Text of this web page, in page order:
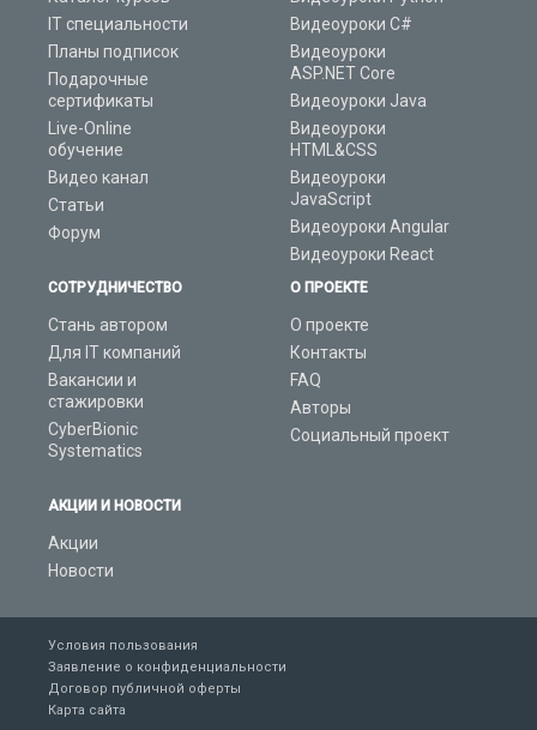
IT специальности
Планы подписок
Подарочные
сертификаты
Live-Online
обучение
Видео канал
Статьи
Форум
Видеоуроки C#
Видеоуроки
ASP.NET Core
Видеоуроки Java
Видеоуроки
HTML&CSS
Видеоуроки
JavaScript
Видеоуроки Angular
Видеоуроки React
СОТРУДНИЧЕСТВО
Стань автором
Для IT компаний
Вакансии и
стажировки
CyberBionic
Systematics
АКЦИИ И НОВОСТИ
Акции
Новости
О ПРОЕКТЕ
О проекте
Контакты
FAQ
Авторы
Социальный проект
Условия пользования
Заявление о конфиденциальности
Договор публичной оферты
Карта сайта